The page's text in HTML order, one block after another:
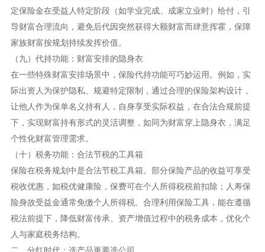
定保险金在受益人特定阶段（如学业完成、成家立业时）给付，引
导财富合理流向，避免后代因突然获得大额财富而肆意挥霍，保障
家族财富按规划持续发挥价值。
（九）代持功能：财富安排的隐身衣
在一些特殊财富安排场景中，保险代持功能可巧妙运用。例如，实
际出资人为保护隐私、规避特定限制，通过合理的保险架构设计，
让他人作为保单名义持有人，自身享受实际权益，在合法合规前提
下，实现财富持有形式的灵活调整，如同为财富穿上隐身衣，满足
个性化财富管理需求。
（十）税务功能：合法节税的工具箱
保险在税务规划中是合法节税工具箱。部分保险产品的收益可享受
税收优惠，如税优健康险，保费可在个人所得税税前扣除；人寿保
险身故受益金通常免缴个人所得税。合理利用保险工具，能在遵循
税法前提下，降低财富传承、资产增值过程中的税务成本，优化个
人与家庭税务结构。